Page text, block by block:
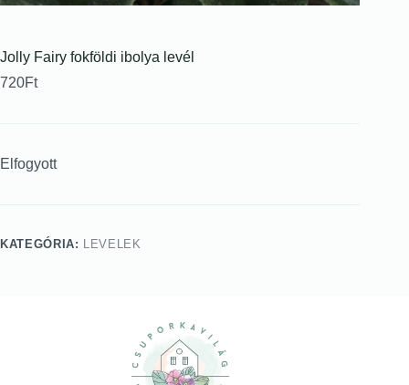
Jolly Fairy fokföldi ibolya levél
720Ft
Elfogyott
KATEGÓRIA: LEVELEK